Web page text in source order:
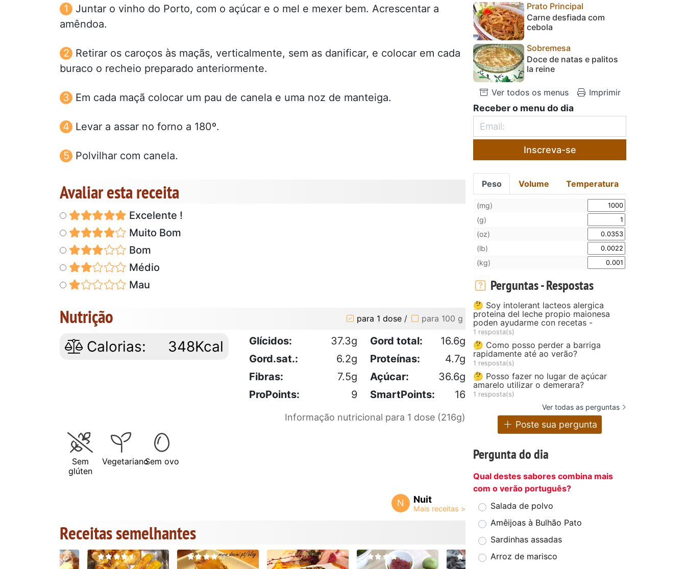
Juntar o vinho do Porto, com o açúcar e o mel e mexer bem. Acrescentar a
amêndoa.
Retirar os caroços às maçãs, verticalmente, sem as danificar, e colocar em cada
buraco o recheio preparado anteriormente.
Em cada maçã colocar um pau de canela e uma noz de manteiga.
Levar a assar no forno a 180º.
Polvilhar com canela.
Avaliar esta receita
Excelente !
Muito Bom
Bom
Médio
Mau
Nutrição para 1 dose / para 100 g
Calorias: 348Kcal Glícidos: 37.3g Gord total:
16.6g
Gord.sat.:
6.2g Proteínas:
4.7g
Fibras:
7.5g Açúcar:
36.6g
ProPoints:
9 SmartPoints: 16
Informação nutricional para 1 dose (216g)
Sem
glúten
VegetarianoSem ovo
N Nuit
Receitas semelhantes
Prato Principal
Carne desfiada com
cebola
Sobremesa
Doce de natas e palitos
la reine
Ver todos os menus Imprimir
Receber o menu do dia
Inscreva-se
Peso Volume Temperatura
(mg)
(g)
(oz)
(lb)
(kg)
Perguntas - Respostas
🤔 Soy intolerant lacteos alergica
proteina del leche propio maionesa
poden ayudarme con recetas -
1 resposta(s)
🤔 Como posso perder a barriga
rapidamente até ao verão?
1 resposta(s)
🤔 Posso fazer no lugar de açúcar
amarelo utilizar o demerara?
1 resposta(s)
Ver todas as perguntas
Poste sua pergunta
Pergunta do dia
Qual destes sabores combina mais
com o verão português?
Salada de polvo
Amêijoas à Bulhão Pato
Sardinhas assadas
Arroz de marisco